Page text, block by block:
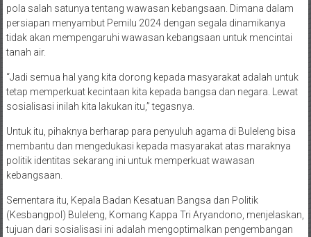
pola salah satunya tentang wawasan kebangsaan. Dimana dalam
persiapan menyambut Pemilu 2024 dengan segala dinamikanya
tidak akan mempengaruhi wawasan kebangsaan untuk mencintai
tanah air.
“Jadi semua hal yang kita dorong kepada masyarakat adalah untuk
tetap memperkuat kecintaan kita kepada bangsa dan negara. Lewat
sosialisasi inilah kita lakukan itu,” tegasnya.
Untuk itu, pihaknya berharap para penyuluh agama di Buleleng bisa
membantu dan mengedukasi kepada masyarakat atas maraknya
politik identitas sekarang ini untuk memperkuat wawasan
kebangsaan.
Sementara itu, Kepala Badan Kesatuan Bangsa dan Politik
(Kesbangpol) Buleleng, Komang Kappa Tri Aryandono, menjelaskan,
tujuan dari sosialisasi ini adalah mengoptimalkan pengembangan